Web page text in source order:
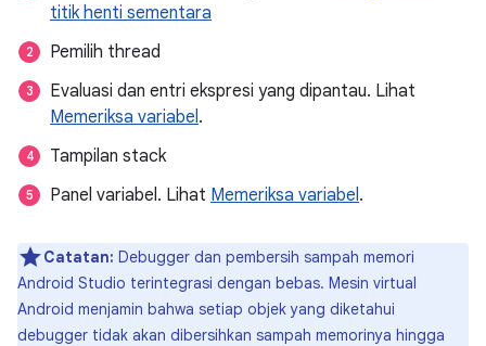
titik henti sementara
Pemilih thread
Evaluasi dan entri ekspresi yang dipantau. Lihat
Memeriksa variabel .
Tampilan stack
Panel variabel. Lihat Memeriksa variabel .
Catatan: Debugger dan pembersih sampah memori
Android Studio terintegrasi dengan bebas. Mesin virtual
Android menjamin bahwa setiap objek yang diketahui
debugger tidak akan dibersihkan sampah memorinya hingga